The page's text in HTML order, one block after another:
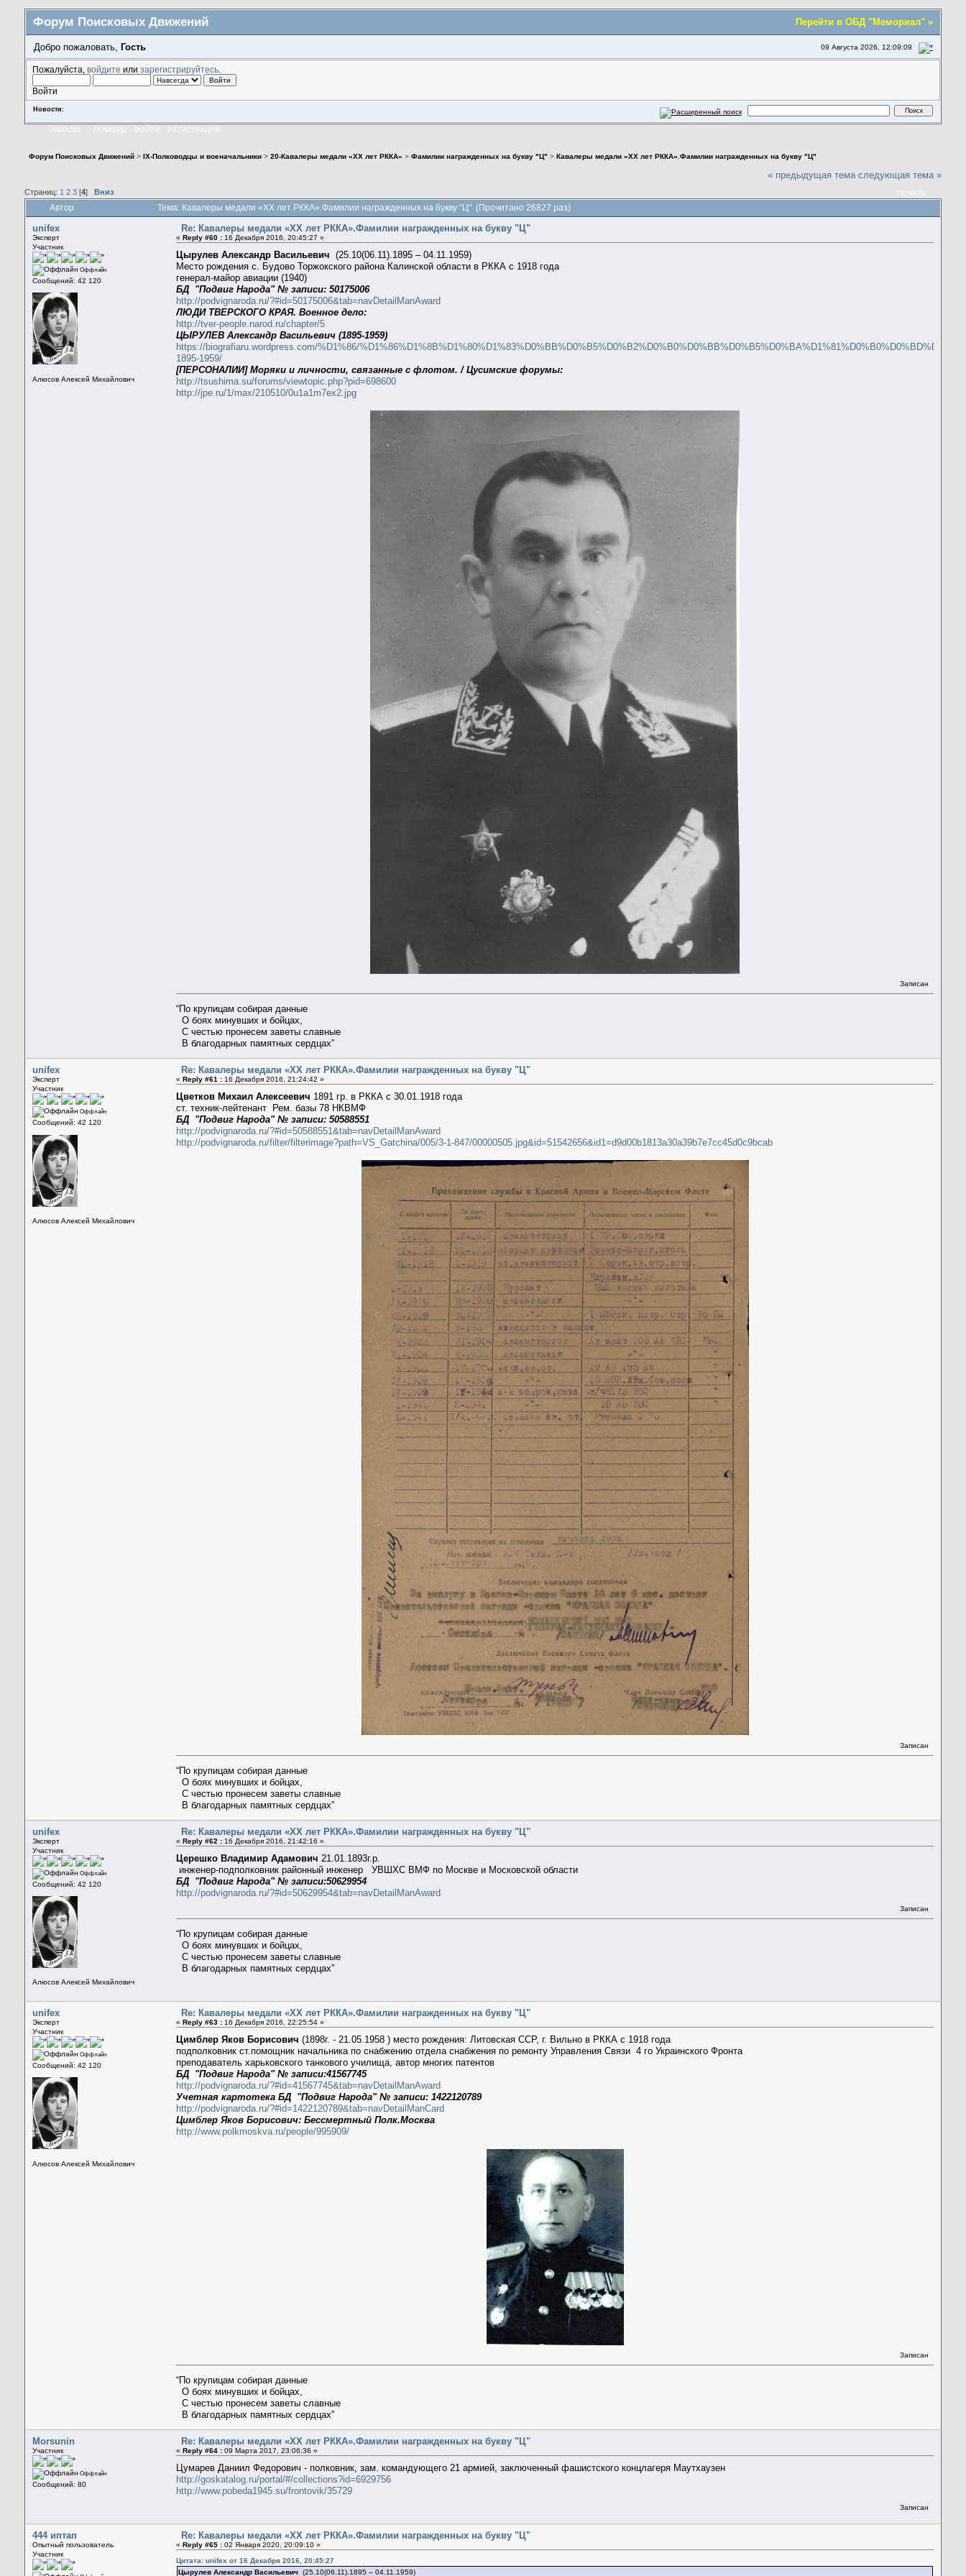
Перейти в ОБД "Мемориал" »
Форум Поисковых Движений
09 Августа 2026, 12:09:09
Добро пожаловать, Гость
Пожалуйста, войдите или зарегистрируйтесь.
Войти
Новости:
НАЧАЛО ПОМОЩЬ ВОЙТИ РЕГИСТРАЦИЯ
Форум Поисковых Движений > IX-Полководцы и военачальники >20-Кавалеры медали «ХХ лет РККА» >Фамилии награжденных на букву "Ц" > Кавалеры медали «ХХ лет РККА».Фамилии награжденных на букву "Ц"
« предыдущая тема следующая тема »
Страниц: 1 2 3[4] Вниз ПЕЧАТЬ
Автор Тема: Кавалеры медали «ХХ лет РККА».Фамилии награжденных на букву "Ц" (Прочитано 26827 раз)
unifex
Эксперт
Участник
Оффлайн
Сообщений: 42 120
Алюсов Алексей Михайлович
Re: Кавалеры медали «ХХ лет РККА».Фамилии награжденных на букву "Ц"
«Reply #60 : 16 Декабря 2016, 20:45:27 »
Цырулев Александр Васильевич (25.10(06.11).1895 – 04.11.1959)
Место рождения с. Будово Торжокского района Калинской области в РККА с 1918 года
генерал-майор авиации (1940)
БД "Подвиг Народа" № записи: 50175006
http://podvignaroda.ru/?#id=50175006&tab=navDetailManAward
ЛЮДИ ТВЕРСКОГО КРАЯ. Военное дело:
http://tver-people.narod.ru/chapter/5
ЦЫРУЛЕВ Александр Васильевич (1895-1959)
https://biografiaru.wordpress.com/%D1%86/
1895-1959/
[ПЕРСОНАЛИИ] Моряки и личности, связанные с флотом. / Цусимские форумы:
http://tsushima.su/forums/viewtopic.php?pid=698600
http://jpe.ru/1/max/210510/0u1a1m7ex2.jpg
Записан
“По крупицам собирая данные
О боях минувших и бойцах,
С честью пронесем заветы славные
В благодарных памятных сердцах”
unifex
Эксперт
Участник
Оффлайн
Сообщений: 42 120
Алюсов Алексей Михайлович
Re: Кавалеры медали «ХХ лет РККА».Фамилии награжденных на букву "Ц"
«Reply #61 : 16 Декабря 2016, 21:24:42 »
Цветков Михаил Алексеевич 1891 гр. в РККА с 30.01.1918 года
ст. техник-лейтенант Рем. базы 78 НКВМФ
БД "Подвиг Народа" № записи: 50588551
http://podvignaroda.ru/?#id=50588551&tab=navDetailManAward
http://podvignaroda.ru/filter/filterimage?path=VS_Gatchina/005/3-1-847/00000505.jpg&id=51542656&id1=d9d00b1813a30a39b7e7cc45d0c9bcab
Записан
“По крупицам собирая данные
О боях минувших и бойцах,
С честью пронесем заветы славные
В благодарных памятных сердцах”
unifex
Эксперт
Участник
Оффлайн
Сообщений: 42 120
Алюсов Алексей Михайлович
Re: Кавалеры медали «ХХ лет РККА».Фамилии награжденных на букву "Ц"
«Reply #62 : 16 Декабря 2016, 21:42:16 »
Церешко Владимир Адамович 21.01.1893г.р.
инженер-подполковник районный инженер УВШХС ВМФ по Москве и Московской области
БД "Подвиг Народа" № записи:50629954
http://podvignaroda.ru/?#id=50629954&tab=navDetailManAward
Записан
“По крупицам собирая данные
О боях минувших и бойцах,
С честью пронесем заветы славные
В благодарных памятных сердцах”
unifex
Эксперт
Участник
Оффлайн
Сообщений: 42 120
Алюсов Алексей Михайлович
Re: Кавалеры медали «ХХ лет РККА».Фамилии награжденных на букву "Ц"
«Reply #63 : 16 Декабря 2016, 22:25:54 »
Цимблер Яков Борисович (1898г. - 21.05.1958 ) место рождения: Литовская ССР, г. Вильно в РККА с 1918 года
подполковник ст.помощник начальника по снабжению отдела снабжения по ремонту Управления Связи 4 го Украинского Фронта
преподаватель харьковского танкового училища, автор многих патентов
БД "Подвиг Народа" № записи:41567745
http://podvignaroda.ru/?#id=41567745&tab=navDetailManAward
Учетная картотека БД "Подвиг Народа" № записи: 1422120789
http://podvignaroda.ru/?#id=1422120789&tab=navDetailManCard
Цимблер Яков Борисович: Бессмертный Полк.Москва
http://www.polkmoskva.ru/people/995909/
Записан
“По крупицам собирая данные
О боях минувших и бойцах,
С честью пронесем заветы славные
В благодарных памятных сердцах”
Morsunin
Участник
Оффлайн
Сообщений: 80
Re: Кавалеры медали «ХХ лет РККА».Фамилии награжденных на букву "Ц"
«Reply #64 : 09 Марта 2017, 23:06:36 »
Цумарев Даниил Федорович - полковник, зам. командующего 21 армией, заключенный фашистского концлагеря Маутхаузен
http://goskatalog.ru/portal/#/collections?id=6929756
http://www.pobeda1945.su/frontovik/35729
Записан
444 иптап
Опытный пользователь
Участник
Re: Кавалеры медали «ХХ лет РККА».Фамилии награжденных на букву "Ц"
«Reply #65 : 02 Января 2020, 20:09:10 »
Цитата: unifex от 16 Декабря 2016, 20:45:27
Цырулев Александр Васильевич (25.10(06.11).1895 – 04.11.1959)